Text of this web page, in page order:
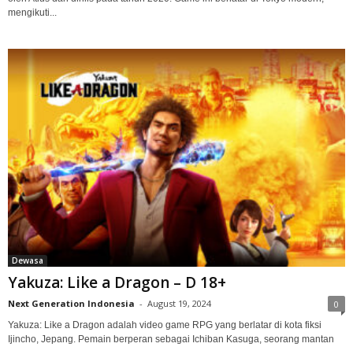
mengikuti...
Dewasa
Yakuza: Like a Dragon – D 18+
Next Generation Indonesia - August 19, 2024 0
Yakuza: Like a Dragon adalah video game RPG yang berlatar di kota fiksi
Ijincho, Jepang. Pemain berperan sebagai Ichiban Kasuga, seorang mantan